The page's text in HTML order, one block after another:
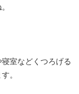
室などくつろげる
。